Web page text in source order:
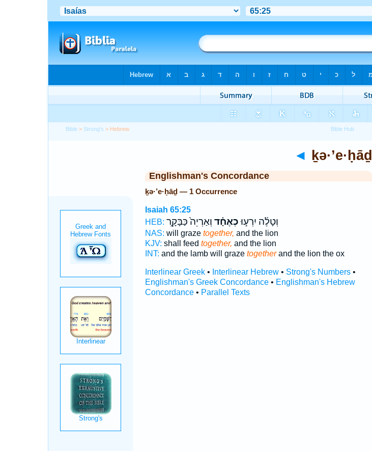
Bible > Strong's > Hebrew
◄ ḵə·’e·ḥāḏ
Englishman's Concordance
ḵə·’e·ḥāḏ — 1 Occurrence
Isaiah 65:25
HEB:
וְטָלֶ֜ה יִרְע֣וּכְאֶחָ֗ד וְאַרְיֵה֙ כַּבָּקָ֣ר
NAS: will graze together, and the lion
KJV: shall feed together, and the lion
INT: and the lamb will graze togetherand the lion the ox
Interlinear Greek• Interlinear Hebrew• Strong's Numbers•
Englishman's Greek Concordance• Englishman's Hebrew
Concordance• Parallel Texts